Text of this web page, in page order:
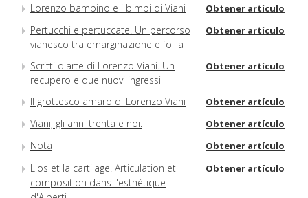
Lorenzo bambino e i bimbi di Viani Obtener artículo
Pertucchi e pertuccate. Un percorso
vianesco tra emarginazione e follia
Obtener artículo
Scritti d'arte di Lorenzo Viani. Un
recupero e due nuovi ingressi
Obtener artículo
Il grottesco amaro di Lorenzo Viani Obtener artículo
Viani, gli anni trenta e noi. Obtener artículo
Nota Obtener artículo
L'os et la cartilage. Articulation et
composition dans l'esthétique
Obtener artículo